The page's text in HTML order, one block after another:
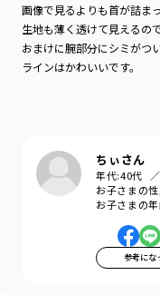
画像で見るよりも首が詰ま
生地も薄く透けて見えるの
おまけに腕部分にシミがつ
ラインはかわいいです。
ちぃさん
年代:40代
お子さまの
お子さまの
参考にな